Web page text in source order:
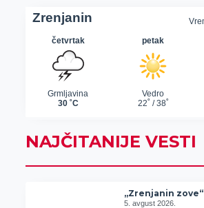
NAJČITANIJE VESTI
„Zrenjanin zove“
5. avgust 2026.